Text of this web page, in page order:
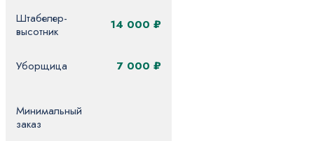
Штабелер-
высотник
14 000 ₽
Уборщица 7 000 ₽
Минимальный
заказ